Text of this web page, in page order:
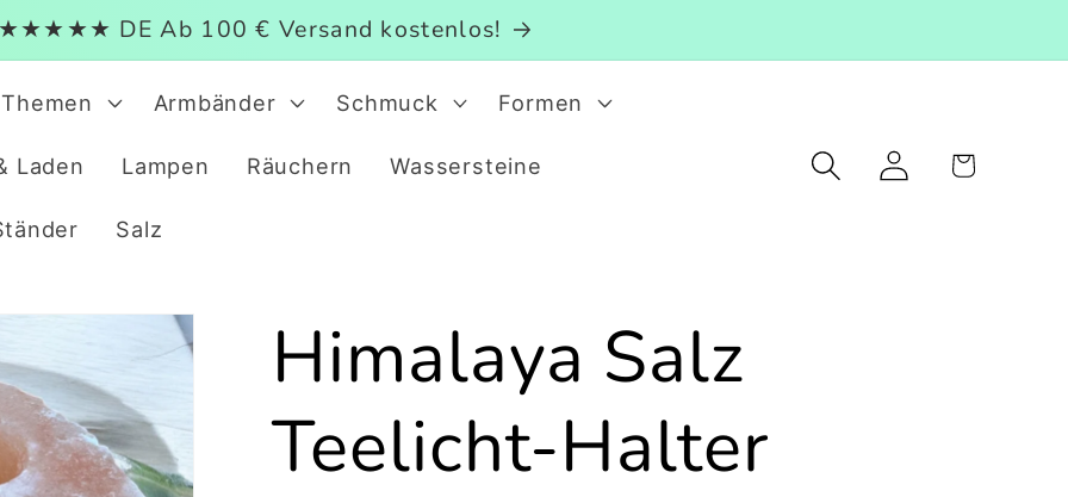
★★★★★ DE Ab 100 € Versand kostenlos!
Themen Armbänder Schmuck Formen
Laden Lampen Räuchern Wassersteine
Salz
EinloggenWarenkorb
Himalaya Salz
Teelicht-Halter